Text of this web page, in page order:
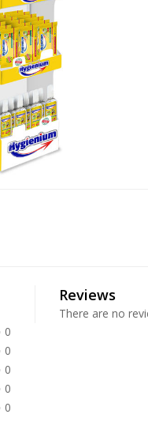
0
0
0
0
0
Reviews
There are no